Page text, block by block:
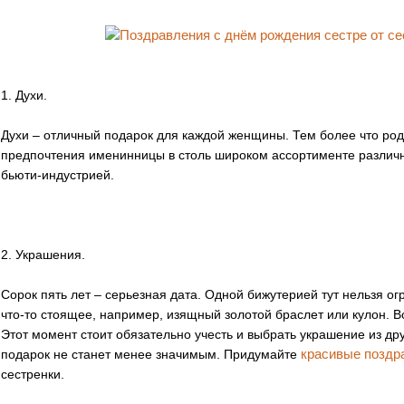
1. Духи.
Духи – отличный подарок для каждой женщины. Тем более что
предпочтения именинницы в столь широком ассортименте
бьюти-индустрией.
2. Украшения.
Сорок пять лет – серьезная дата. Одной бижутерией тут нельзя
что-то стоящее, например, изящный золотой браслет или кулон.
Этот момент стоит обязательно учесть и выбрать украшение из
подарок не станет менее значимым. Придумайте красивые
сестренки.